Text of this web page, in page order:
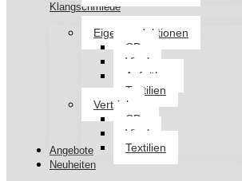
Klangschmiede
Eigenproduktionen
CDs
Vinyl
Aufnäher
Textilien
Vertrieb
CDs
Vinyl
Textilien
Angebote
Neuheiten